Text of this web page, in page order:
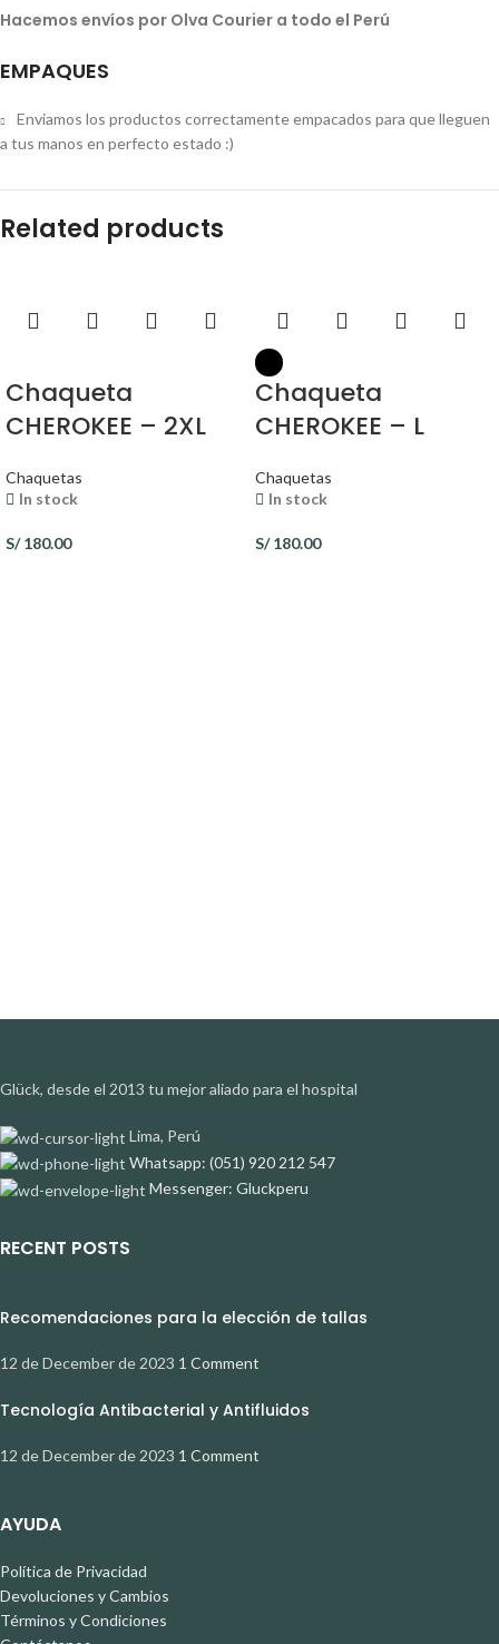
Hacemos envíos por Olva Courier a todo el Perú
EMPAQUES
Enviamos los productos correctamente empacados para que lleguen
a tus manos en perfecto estado :)
Related products
Chaqueta
CHEROKEE – 2XL
Chaquetas
In stock
S/180.00
Chaqueta
CHEROKEE – L
Chaquetas
In stock
S/180.00
Glück, desde el 2013 tu mejor aliado para el hospital
Lima, Perú
Whatsapp: (051) 920 212 547
Messenger: Gluckperu
RECENT POSTS
Recomendaciones para la elección de tallas
12 de December de 2023 1 Comment
Tecnología Antibacterial y Antifluidos
12 de December de 2023 1 Comment
AYUDA
Política de Privacidad
Devoluciones y Cambios
Términos y Condiciones